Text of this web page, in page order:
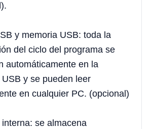
y memoria USB: toda la
del ciclo del programa se
automáticamente en la
y se pueden leer
en cualquier PC. (opcional)
se almacena